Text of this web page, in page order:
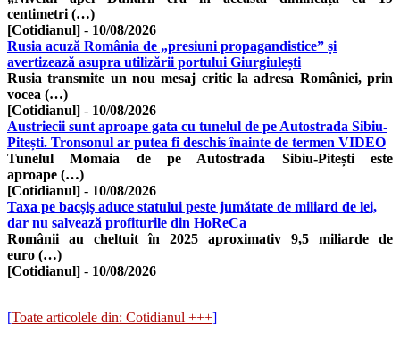
centimetri (…)
[Cotidianul] - 10/08/2026
Rusia acuză România de „presiuni propagandistice” și
avertizează asupra utilizării portului Giurgiulești
Rusia transmite un nou mesaj critic la adresa României, prin
vocea (…)
[Cotidianul] - 10/08/2026
Austriecii sunt aproape gata cu tunelul de pe Autostrada Sibiu-
Pitești. Tronsonul ar putea fi deschis înainte de termen VIDEO
Tunelul Momaia de pe Autostrada Sibiu-Pitești este
aproape (…)
[Cotidianul] - 10/08/2026
Taxa pe bacșiș aduce statului peste jumătate de miliard de lei,
dar nu salvează profiturile din HoReCa
Românii au cheltuit în 2025 aproximativ 9,5 miliarde de
euro (…)
[Cotidianul] - 10/08/2026
[Toate articolele din: Cotidianul +++]